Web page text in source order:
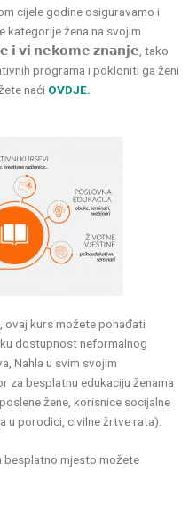
cijele godine osiguravamo i
žena na svojim
𝗶 𝘃𝗶 𝗻𝗲𝗸𝗼𝗺𝗲 𝘇𝗻𝗮𝗻𝗷𝗲, tako
programa i pokloniti ga ženi
naći OVDJE.
ovaj kurs možete pohađati
dostupnost neformalnog
Nahla u svim svojim
za besplatnu edukaciju ženama
žene, korisnice socijalne
u porodici, civilne žrtve rata).
besplatno mjesto možete